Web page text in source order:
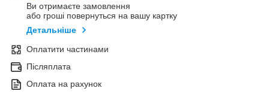
Ви отримаєте замовлення
або гроші повернуться на вашу картку
Детальніше
Оплатити частинами
Післяплата
Оплата на рахунок